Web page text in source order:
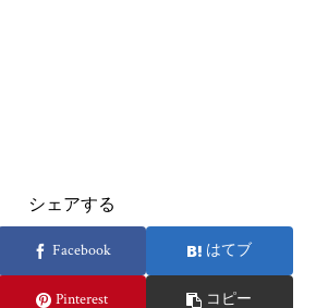
シェアする
Facebook はてブ
Pinterest コピー